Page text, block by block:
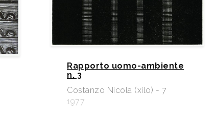
Rapporto uomo-ambiente
n. 3
Costanzo Nicola (xilo) - 7
1977